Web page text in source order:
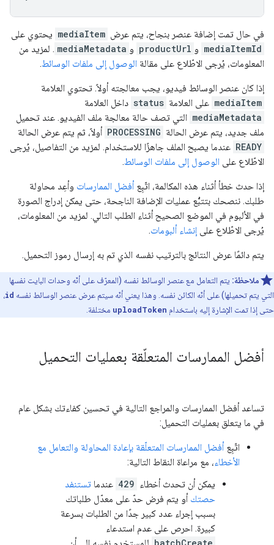
في حال تمت إضافة عنصر بنجاح، يتم عرض mediaItem يحتوي على
mediaItemId و productUrl و mediaMetadata . لمزيد من
المعلومات، يُرجى الاطّلاع على مقالة الوصول إلى ملفات الوسائط.
إذا كان عنصر الوسائط فيديو، يجب معالجته أولاً. تحتوي العلامة
mediaItem على العلامة status داخل العلامة
mediaMetadata التي تصف حالة معالجة ملف الفيديو. عند تحميل
ملف جديد، يتم عرض الحالة PROCESSING أولاً، ثم يتم عرض الحالة
READY عندما يصبح الملف جاهزًا للاستخدام. لمزيد من التفاصيل، يُرجى
الاطّلاع على الوصول إلى ملفات الوسائط.
إذا حدث خطأ أثناء هذه المكالمة، اتّبِعأفضل الممارسات وأعِد محاولة
طلبك. ننصحك بتتبُّع عمليات الإضافة الناجحة، حتى يمكن إدراج الصورة
في الألبوم في الموضع الصحيح أثناء الطلب التالي. لمزيد من المعلومات،
يُرجى الاطّلاع على إنشاء ألبومات.
يتم دائمًا عرض النتائج بالترتيب نفسه الذي تم به إرسال رموز التحميل.
ملاحظة: يتم التعامل مع عنصر الوسائط نفسه (المعرّف على أنّه وحدات البايت نفسها
التي يتم تحميلها) على أنّه الكائن نفسه. وهذا يعني أنّه سيتم عرض عنصر الوسائط نفسه id،
حتى إذا تمت الإشارة إليه باستخدام uploadToken مختلفة.
أفضل الممارسات المتعلّقة بعمليات التحميل
تساعد أفضل الممارسات والمراجع التالية في تحسين كفاءتك بشكل عام
في ما يتعلق بعمليات التحميل:
اتّبِعأفضل الممارسات المتعلّقة بإعادة المحاولة والتعامل مع
الأخطاء، مع مراعاة النقاط التالية:
يمكن أن تحدث أخطاء 429 عندما تستنفد
حصتك أو يتم فرض حدّ على معدّل طلباتك
بسبب إجراء عدد كبير جدًا من الطلبات بسرعة
كبيرة. احرص على عدم استدعاء